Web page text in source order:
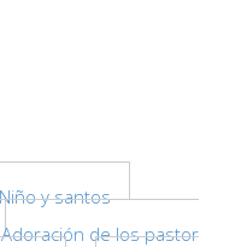
y santos
Adoración de los pastores